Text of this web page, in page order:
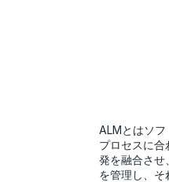
ALMとはソフ
プロセスに
発を融合させ
を管理し、そ